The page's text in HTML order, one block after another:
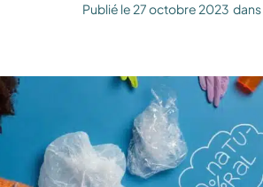
Publié le 27 octobre 2023 dans